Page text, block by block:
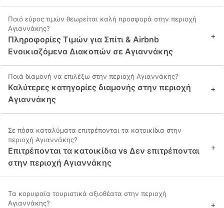
Ποιό εύρος τιμών θεωρείται καλή προσφορά στην περιοχή
Αγιαννάκης?
Πληροφορίες Τιμών για Σπίτι & Airbnb
Ενοικιαζόμενα Διακοπών σε Αγιαννάκης
+
Ποιά διαμονή να επιλέξω στην περιοχή Αγιαννάκης?
Καλύτερες κατηγορίες διαμονής στην περιοχή
Αγιαννάκης
+
Σε πόσα καταλύματα επιτρέπονται τα κατοικίδια στην
περιοχή Αγιαννάκης?
Επιτρέπονται τα κατοικίδια vs Δεν επιτρέπονται
στην περιοχή Αγιαννάκης
+
Τα κορυφαία τουριστικά αξιοθέατα στην περιοχή
Αγιαννάκης?
+